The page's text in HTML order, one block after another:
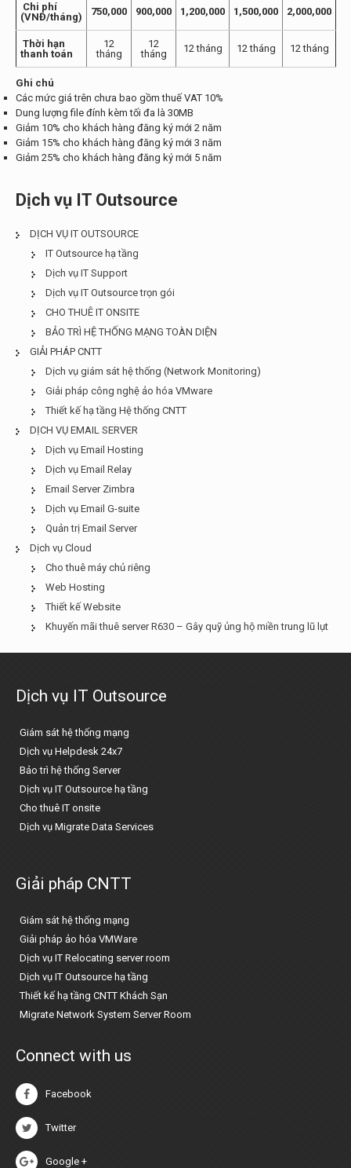
Chi phí
(VNĐ/tháng)
750,000 900,000 1,200,000 1,500,000 2,000,000
Thời hạn
thanh toán
12
tháng
12
tháng
12 tháng 12 tháng 12 tháng
Ghi chú
Các mức giá trên chưa bao gồm thuế VAT 10%
Dung lượng file đính kèm tối đa là 30MB
Giảm 10% cho khách hàng đăng ký mới 2 năm
Giảm 15% cho khách hàng đăng ký mới 3 năm
Giảm 25% cho khách hàng đăng ký mới 5 năm
Dịch vụ IT Outsource
DỊCH VỤ IT OUTSOURCE
IT Outsource hạ tầng
Dịch vụ IT Support
Dịch vụ IT Outsource trọn gói
CHO THUÊ IT ONSITE
BẢO TRÌ HỆ THỐNG MẠNG TOÀN DIỆN
GIẢI PHÁP CNTT
Dịch vụ giám sát hệ thống (Network Monitoring)
Giải pháp công nghệ ảo hóa VMware
Thiết kế hạ tầng Hệ thống CNTT
DỊCH VỤ EMAIL SERVER
Dịch vụ Email Hosting
Dịch vụ Email Relay
Email Server Zimbra
Dịch vụ Email G-suite
Quản trị Email Server
Dịch vụ Cloud
Cho thuê máy chủ riêng
Web Hosting
Thiết kế Website
Khuyến mãi thuê server R630 – Gây quỹ ủng hộ miền trung lũ lụt
Dịch vụ IT Outsource
Giám sát hệ thống mạng
Dịch vụ Helpdesk 24x7
Bảo trì hệ thống Server
Dịch vụ IT Outsource hạ tầng
Cho thuê IT onsite
Dịch vụ Migrate Data Services
Giải pháp CNTT
Giám sát hệ thống mạng
Giải pháp ảo hóa VMWare
Dịch vụ IT Relocating server room
Dịch vụ IT Outsource hạ tầng
Thiết kế hạ tầng CNTT Khách Sạn
Migrate Network System Server Room
Connect with us
Facebook
Twitter
Google +